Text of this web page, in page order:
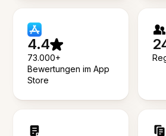
4.4
73.000+
Bewertungen im App
Store